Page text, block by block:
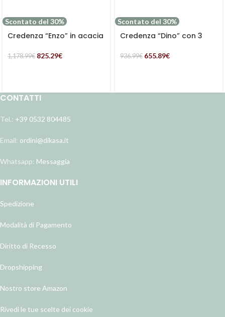
Scontato del 30%
Credenza “Enzo” in acacia
un ripiano
1,178.99€ 825.29€
Scontato del 30%
Credenza “Dino” con 3
ripiani in legno di mango
936.99€ 655.89€
CONTATTI
Tel.: +39 0532 804485
Email: ordini@dikasa.it
Whatsapp: Messaggia
INFORMAZIONI UTILI
Spedizione
Modalità di Pagamento
Diritto di Recesso
Dropshipping
Nostro store Amazon
Rivedi le tue scelte dei cookie